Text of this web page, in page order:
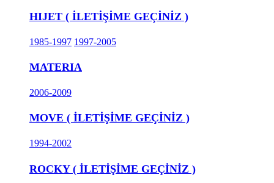
HIJET ( İLETİŞİME GEÇİNİZ )
1985-1997 1997-2005
MATERIA
2006-2009
MOVE ( İLETİŞİME GEÇİNİZ )
1994-2002
ROCKY ( İLETİŞİME GEÇİNİZ )